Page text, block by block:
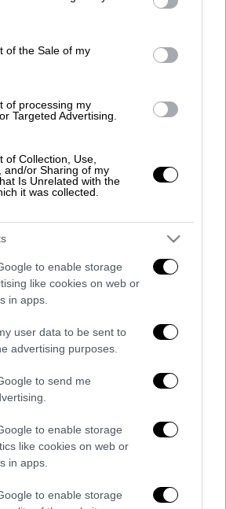
to Google and its third-party tags to
specified purposes in below Google
of the Sale of my
of processing my
Targeted Advertising.
of Collection, Use,
and/or Sharing of my
Is Unrelated with the
it was collected.
to enable storage
like cookies on web or
in apps.
user data to be sent to
advertising purposes.
to send me
to enable storage
like cookies on web or
in apps.
to enable storage
«Δεν υπάρχει
22:05
έκαναν και
στην παραλία!
στην
και τα προσβλητικά σχόλια θα
καταχώρηση